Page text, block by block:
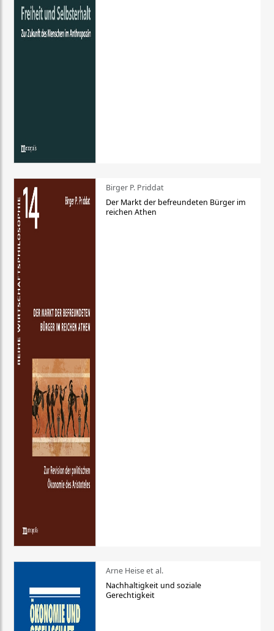
Birger P. Priddat
Der Markt der befreundeten Bürger im
reichen Athen
Arne Heise et al.
Nachhaltigkeit und soziale
Gerechtigkeit